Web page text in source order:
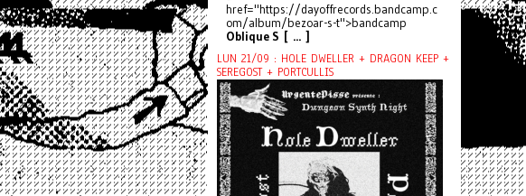
href="https://dayoffrecords.bandcamp.c
om/album/bezoar-s-t">bandcamp
Oblique S [ ... ]
LUN 21/09 : HOLE DWELLER + DRAGON KEEP +
SEREGOST + PORTCULLIS